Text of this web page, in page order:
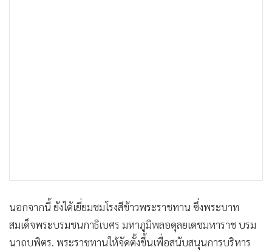
นอกจากนี้ ยังได้เยี่ยมชมโรงสีข้าวพระราชทาน ซึ่งพระบาท
สมเด็จพระบรมชนกาธิเบศร มหาภูมิพลอดุลยเดชมหาราช บรม
นาถบพิตร. พระราชทานให้จัดตั้งขึ้นเพื่อสนับสนุนการบริหาร